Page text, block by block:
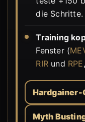
die Schritte.
Training
Fenster (
RIR und RPE
Hardgainer-
Myth